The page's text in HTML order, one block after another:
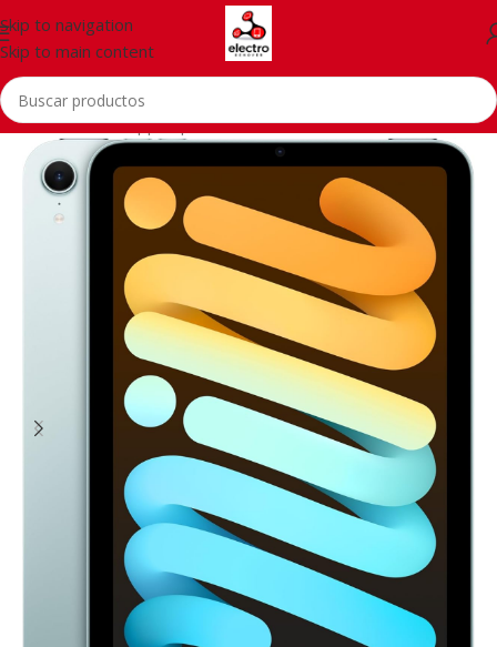
Skip to navigation
Skip to main content
Inicio/Tablets/Apple Ipad